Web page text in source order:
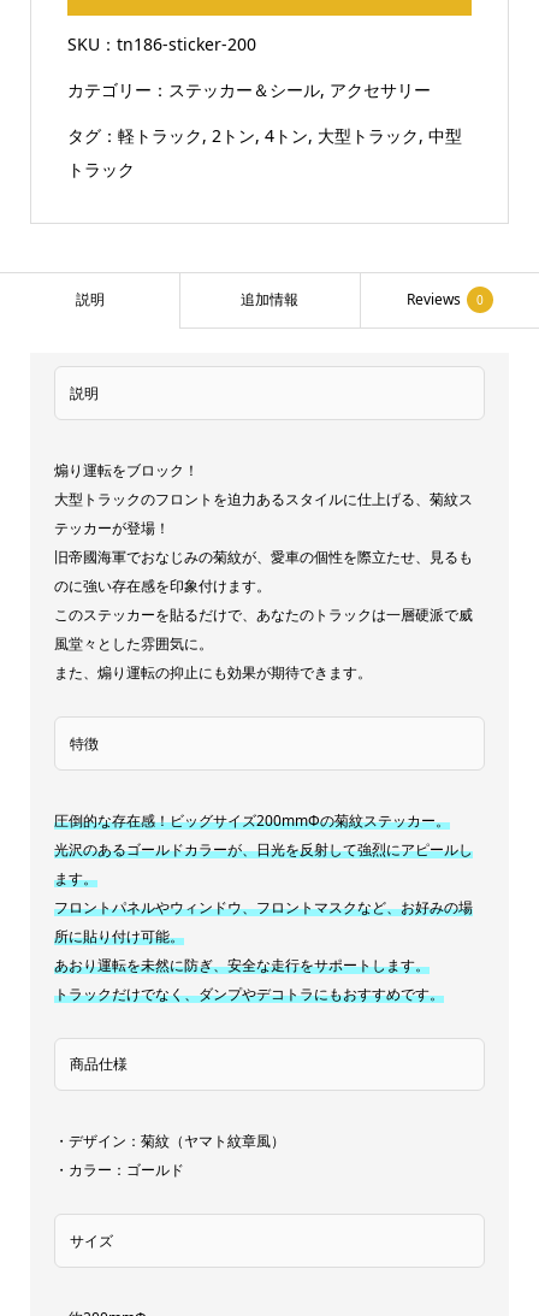
ス
テ
ッ
菊
ル
ッ
ク
サ
イ
ズ
菊
マ
菊
紋
ヤ
マ
ト
紋
章
ス
ト
[サ
SKU： tn186-sticker-200
カテゴリー： ステッカー＆シール, アクセサリー
タグ： 軽トラック, 2トン, 4トン, 大型トラック, 中型
トラック
説明 追加情報 Reviews 0
説明
煽り運転をブロック！
大型トラックのフロントを迫力あるスタイルに仕上げる、菊紋ス
テッカーが登場！
旧帝國海軍でおなじみの菊紋が、愛車の個性を際立たせ、見るも
のに強い存在感を印象付けます。
このステッカーを貼るだけで、あなたのトラックは一層硬派で威
風堂々とした雰囲気に。
また、煽り運転の抑止にも効果が期待できます。
特徴
圧倒的な存在感！ビッグサイズ200mmΦの菊紋ステッカー。
光沢のあるゴールドカラーが、日光を反射して強烈にアピールし
ます。
フロントパネルやウィンドウ、フロントマスクなど、お好みの場
所に貼り付け可能。
あおり運転を未然に防ぎ、安全な走行をサポートします。
トラックだけでなく、ダンプやデコトラにもおすすめです。
商品仕様
・デザイン：菊紋（ヤマト紋章風）
・カラー：ゴールド
サイズ